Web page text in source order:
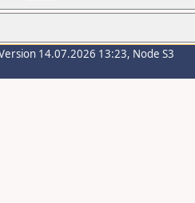
14.07.2026 13:23, Node S3